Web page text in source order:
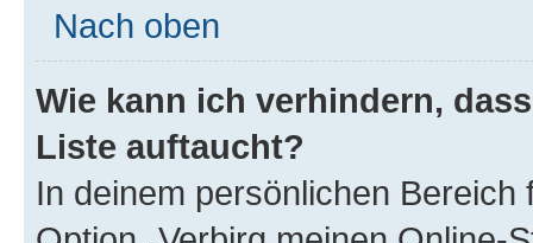
Nach oben
Wie kann ich verhindern,
Liste auftaucht?
In deinem persönlichen